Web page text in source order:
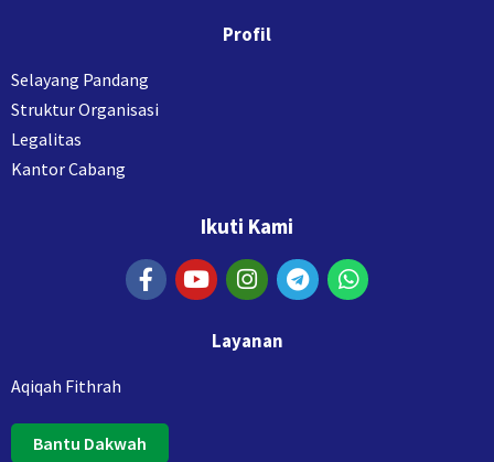
Profil
Selayang Pandang
Struktur Organisasi
Legalitas
Kantor Cabang
Ikuti Kami
Layanan
Aqiqah Fithrah
Bantu Dakwah